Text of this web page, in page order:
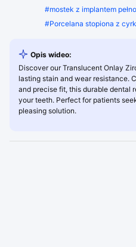
#mostek z implantem
#Porcelana stopiona z
Opis wideo:
Discover our Translucent Onlay
lasting stain and wear resistance.
and precise fit, this durable dental
your teeth. Perfect for patients
pleasing solution.